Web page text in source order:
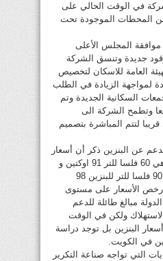
في الوقت الحالي على
من المحطات الموجودة تحت
المجلس الأعلى
100 محطة وقود جديدة وتنسق الشركة
العامة للاسكان لتخصيص
لمواجهة الزيادة في الطلب
السكانية الجديدة وتم
تخصيص 13 موقعا وتطمح الشركة الى
لتتم المباشرة بتصميم
عن البنزين ذكر أن أسعار
البنزين في الكويت حاليا هي 60 فلسا للتر 91 اوكتين و
65 فلسا للتر 95 اوكتين و 90 فلسا للتر للبنزين 98
أرخص الأسعار على مستوى
مبالغ طائلة للدعم
ولكن في الوقت
البنزين بل توجد دراسة
في الكويت.
التي تواجه صناعة التكرير